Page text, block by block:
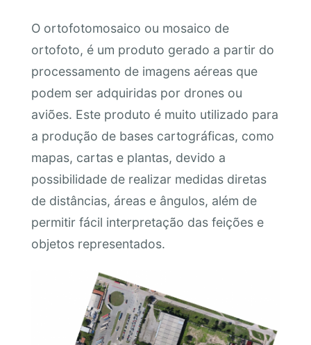
O ortofotomosaico ou mosaico de
ortofoto, é um produto gerado a partir do
processamento de imagens aéreas que
podem ser adquiridas por drones ou
aviões. Este produto é muito utilizado para
a produção de bases cartográficas, como
mapas, cartas e plantas, devido a
possibilidade de realizar medidas diretas
de distâncias, áreas e ângulos, além de
permitir fácil interpretação das feições e
objetos representados.